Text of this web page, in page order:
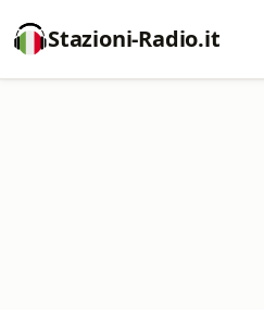
Stazioni-Radio.it